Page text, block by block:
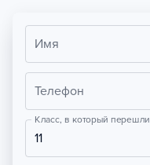
Имя
Телефон
Класс, в который перешли
11